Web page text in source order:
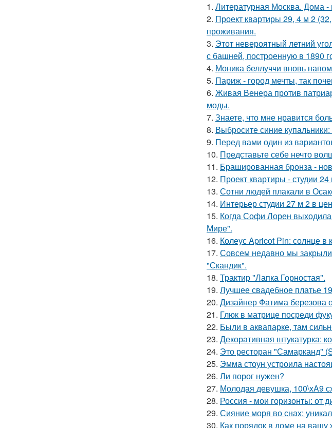
1. Литературная Москва. Дома -
2. Проект квартиры 29, 4 м 2
проживания.
3. Этот невероятный летний
с башней, построенную в 1890
4. Моника беллуччи вновь
5. Париж - город мечты, так
6. Живая Венера против
моды.
7. Знаете, что мне нравится
8. Выбросите синие
9. Перед вами один из
10. Представьте себе нечто
11. Брашированная бронза -
12. Проект квартиры - студии
13. Сотни людей плакали в
14. Интерьер студии 27 м 2 в
15. Когда Софи Лорен
Мире".
16. Колеус Apricot Pin: солнце в
17. Совсем недавно мы закрыли
"Скандик".
18. Трактир "Лапка Горностая".
19. Лучшее свадебное платье
20. Дизайнер Фатима березова
21. Глюк в матрице посреди
22. Были в аквапарке, там
23. Декоративная штукатурка:
24. Это ресторан "Самарканд"
25. Эмма стоун устроила
26. Ли порог нужен?
27. Молодая девушка, 100\xA9
28. Россия - мои горизонты: от
29. Сияние моря во снах:
30. Как порядок в доме на вашу